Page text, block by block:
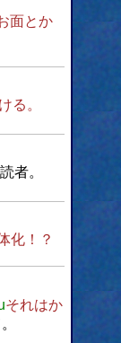
面とか
る。
者。
化！？
それはか